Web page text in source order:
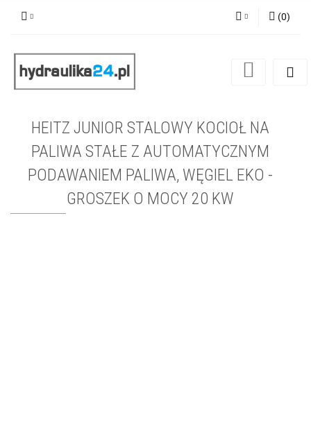
Zarejestruj się
(0)
HEITZ JUNIOR STALOWY KOCIOŁ NA
PALIWA STAŁE Z AUTOMATYCZNYM
PODAWANIEM PALIWA, WĘGIEL EKO -
GROSZEK O MOCY 20 KW